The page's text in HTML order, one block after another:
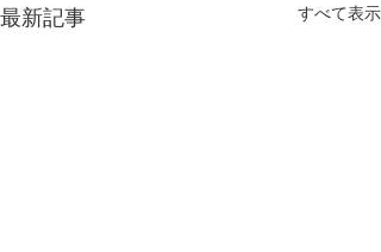
最新記事 すべて表示